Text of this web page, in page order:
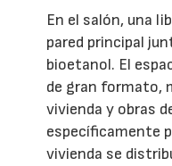
En el salón, una
pared principal
bioetanol. El
de gran formato,
vivienda y obras
específicamente
vivienda se